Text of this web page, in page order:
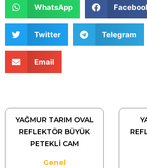
WhatsApp
Twitter Telegram
Email
YAĞMUR TARIM OVAL
REFLEKTÖR BÜYÜK
PETEKLİ CAM
Genel